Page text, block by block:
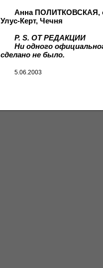
Анна ПОЛИТКОВСКАЯ,
Улус-Керт, Чечня
P. S. ОТ РЕДАКЦИИ
Ни одного
сделано не было.
5.06.2003